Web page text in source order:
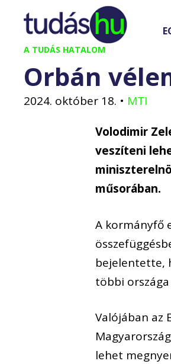
Kilépés
tartalomba
A TUDÁS HATALOM
Orbán
2024. október 18. • MTI
Volodimir
veszíteni
műsorában.
A kormányfő
bejelentette,
többi
Valójában az
lehet